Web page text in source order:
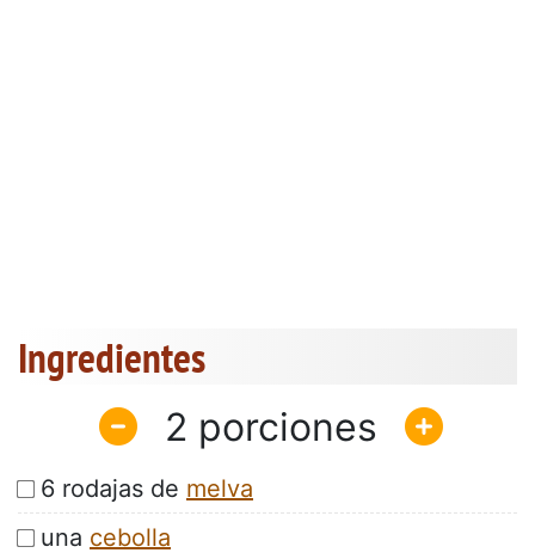
Ingredientes
2
6 rodajas de melva
una cebolla